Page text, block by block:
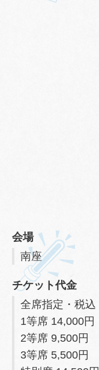
会場
南座
チケット代金
全席指定・税込
1等席 14,000円
2等席 9,500円
3等席 5,500円